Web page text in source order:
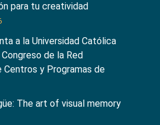
para tu creatividad
a la Universidad Católica
de la Red
Centros y Programas de
The art of visual memory